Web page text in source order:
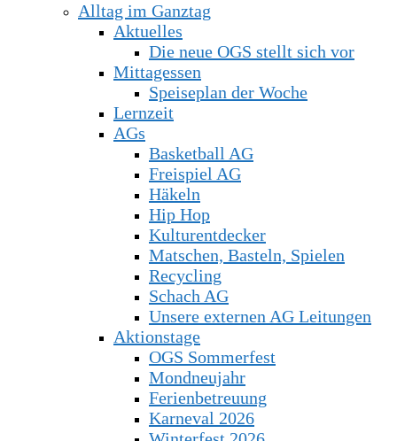
Alltag im Ganztag
Aktuelles
Die neue OGS stellt sich vor
Mittagessen
Speiseplan der Woche
Lernzeit
AGs
Basketball AG
Freispiel AG
Häkeln
Hip Hop
Kulturentdecker
Matschen, Basteln, Spielen
Recycling
Schach AG
Unsere externen AG Leitungen
Aktionstage
OGS Sommerfest
Mondneujahr
Ferienbetreuung
Karneval 2026